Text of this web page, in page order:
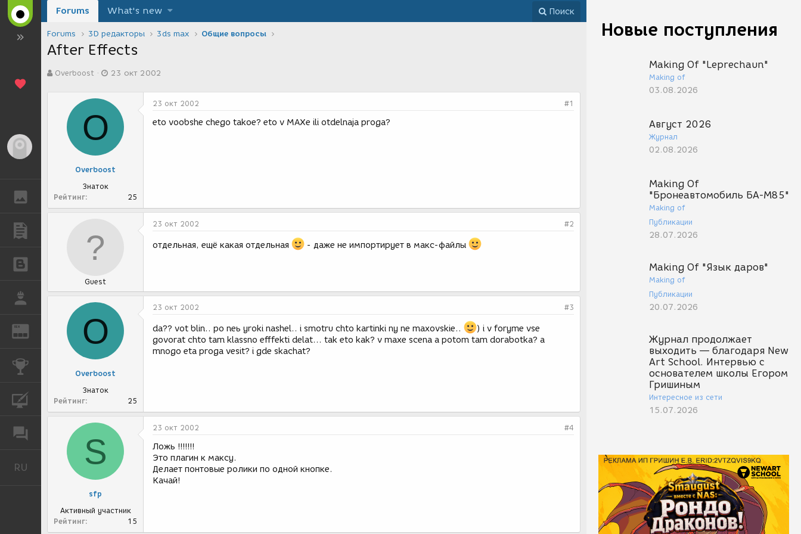
ГАЛЕРЕЯ
REN ЖУРНАЛ
КУРСЫ
ФОРУМ
RU Русский
Новые поступления
Making Of "Leprechaun"
Making of
03.08.2026
Август 2026
Журнал
02.08.2026
Making Of
"Бронеавтомобиль БА-М85"
Making of
Публикации
28.07.2026
Making Of "Язык даров"
Making of
Публикации
20.07.2026
Журнал продолжает
выходить — благодаря New
Art School. Интервью с
основателем школы Егором
Гришиным
Интересное из сети
15.07.2026
Forums What's new Поиск
Forums 3D редакторы 3ds max Общие вопросы
After Effects
в
Overboost
а
с
а
и
23 окт 2002
O
Overboost
Знаток
Рейтинг
25
23 окт 2002 #1
eto voobshe chego takoe? eto v MAXe ili otdelnaja proga?
Guest
23 окт 2002 #2
отдельная, ещё какая отдельная - даже не импортирует в макс-файлы
O
Overboost
Знаток
Рейтинг
25
23 окт 2002 #3
da?? vot blin.. po neь yroki nashel.. i smotru chto kartinki ny ne maxovskie..
) i v foryme vse
govorat chto tam klassno efffekti delat... tak eto kak? v maxe scena a potom tam dorabotka? a
mnogo eta proga vesit? i gde skachat?
S
sfp
Активный участник
Рейтинг
15
23 окт 2002 #4
Ложь !!!!!!!
Это плагин к максу.
Делает понтовые ролики по одной кнопке.
Качай!